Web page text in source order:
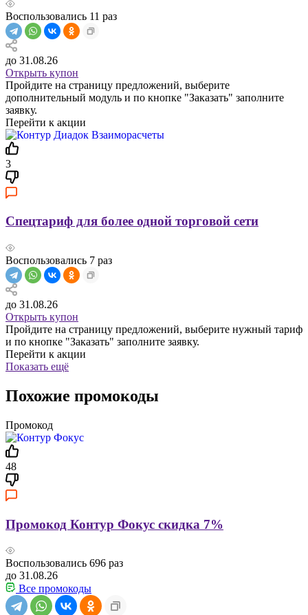
Воспользовались 11 раз
до 31.08.26
Открыть купон
Пройдите на страницу предложений, выберите
дополнительный модуль и по кнопке "Заказать" заполните
заявку.
Перейти к акции
3
Спецтариф для более одной торговой сети
Воспользовались 7 раз
до 31.08.26
Открыть купон
Пройдите на страницу предложений, выберите нужный тариф
и по кнопке "Заказать" заполните заявку.
Перейти к акции
Показать ещё
Похожие промокоды
Промокод
48
Промокод Контур Фокус скидка 7%
Воспользовались 696 раз
до 31.08.26
Все промокоды